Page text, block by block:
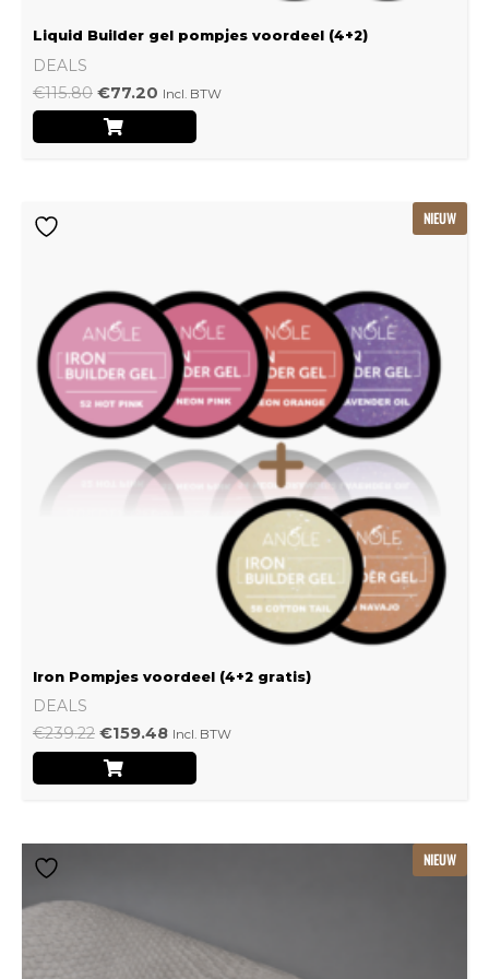
Liquid Builder gel pompjes voordeel (4+2)
DEALS
€115.80 €77.20 Incl. BTW
NIEUW
Iron Pompjes voordeel (4+2 gratis)
DEALS
€239.22 €159.48 Incl. BTW
NIEUW
meerdere